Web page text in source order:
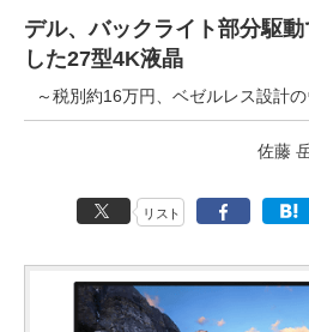
デル、バックライト部分駆
した27型4K液晶
～税別約16万円、ベゼルレス設計
佐藤
リスト